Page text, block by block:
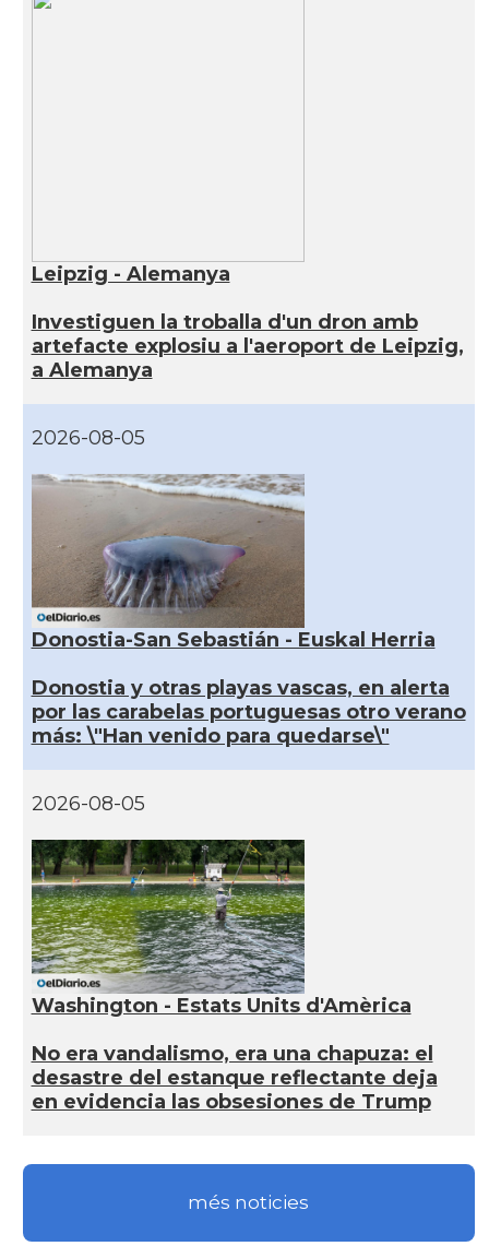
Leipzig - Alemanya
Investiguen la troballa d'un dron amb
artefacte explosiu a l'aeroport de Leipzig,
a Alemanya
2026-08-05
Donostia-San Sebastián - Euskal Herria
Donostia y otras playas vascas, en alerta
por las carabelas portuguesas otro verano
más: \"Han venido para quedarse\"
2026-08-05
Washington - Estats Units d'Amèrica
No era vandalismo, era una chapuza: el
desastre del estanque reflectante deja
en evidencia las obsesiones de Trump
més noticies